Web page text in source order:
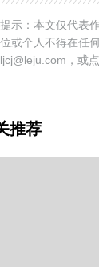
示：本文仅代表
或个人不得在任
，或
推荐